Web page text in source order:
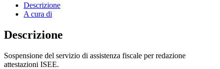
Descrizione
A cura di
Descrizione
Sospensione del servizio di assistenza fiscale per redazione
attestazioni ISEE.